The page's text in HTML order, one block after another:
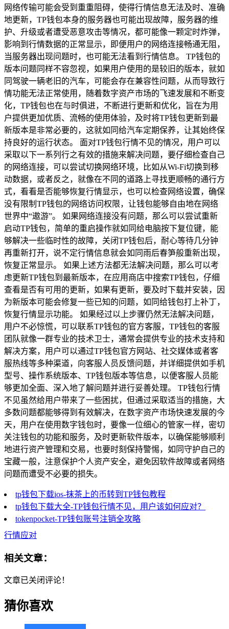
网络传输可能会受到重重阻碍，使得行情信息无法及时、准确
地更新，TP钱包本身的服务器也可能出现故障，服务器的维
护、升级或者遭受恶意攻击等情况，都可能像一颗定时炸弹，
影响到行情数据的正常显示，即便用户的网络连接畅通无阻，
当服务器出现问题时，也可能无法看到行情信息。 TP钱包的
版本问题同样不容忽视，如果用户使用的是较旧的版本，就如
同驾驶一辆老旧的汽车，可能会存在兼容性问题，从而导致行
情功能无法正常使用，随着数字资产市场的飞速发展和不断变
化，TP钱包也在与时俱进，不断进行更新和优化，旨在为用
户提供更加优质、流畅的使用体验，及时将TP钱包更新到最
新版本是非常必要的，这就如同给汽车定期保养，让其始终保
持良好的运行状态。 面对TP钱包行情不见的情况，用户可以
采取以下一系列行之有效的措施来解决问题，要仔细检查自己
的网络连接，可以尝试切换网络环境，比如从Wi-Fi切换到移
动数据，或者反之，就像在不同的道路上寻找更顺畅的通行方
式，看看是否能够恢复行情显示，也可以检查网络设置，确保
没有限制TP钱包的网络访问权限，让钱包能够自由地在网络
世界中“遨游”。 如果网络连接没有问题，那么可以尝试重新
启动TP钱包，简单的重启操作就如同给电脑按下复位键，能
够解决一些临时性的故障，关闭TP钱包后，耐心等待几分钟
再重新打开，说不定行情信息就会如同雨后春笋般重新出现，
恢复正常显示。 如果上述方法都无法解决问题，那么可以考
虑更新TP钱包到最新版本，在应用商店中搜索TP钱包，仔细
查看是否有可用的更新，如果有更新，要及时下载并安装，因
为新版本可能会修复一些已知的问题，如同给钱包打上补丁，
恢复行情显示功能。 如果经过以上步骤仍然无法解决问题，
用户不必惊慌，可以联系TP钱包的官方客服，TP钱包的客服
团队就像一群专业的技术卫士，通常会提供专业的技术支持和
解决方案，用户可以通过TP钱包官方网站、社交媒体或者客
服热线等多种渠道，向客服人员反馈问题，并详细提供如手机
型号、操作系统版本、TP钱包版本等信息，以便客服人员能
够更加全面、深入地了解问题并进行妥善处理。 TP钱包行情
不见虽然给用户带来了一些困扰，但通过采取适当的措施，大
多数问题都能够得到有效解决，在数字资产市场快速发展的今
天，用户在使用数字钱包时，要像一位细心的管家一样，密切
关注钱包的功能和服务，及时更新软件版本，以确保能够顺利
地进行资产管理和交易，也要时刻保持警惕，如同守护自己的
宝藏一般，注意保护个人资产安全，避免因软件故障或者网络
问题而遭受不必要的损失。
tp钱包下载ios-抹茶上的币转到TP钱包教程
tp钱包下载大全-TP钱包行情不见，用户该如何应对？
tokenpocket-TP钱包账号注销全攻略
行情应对
相关文章：
文章已关闭评论！
猜你喜欢